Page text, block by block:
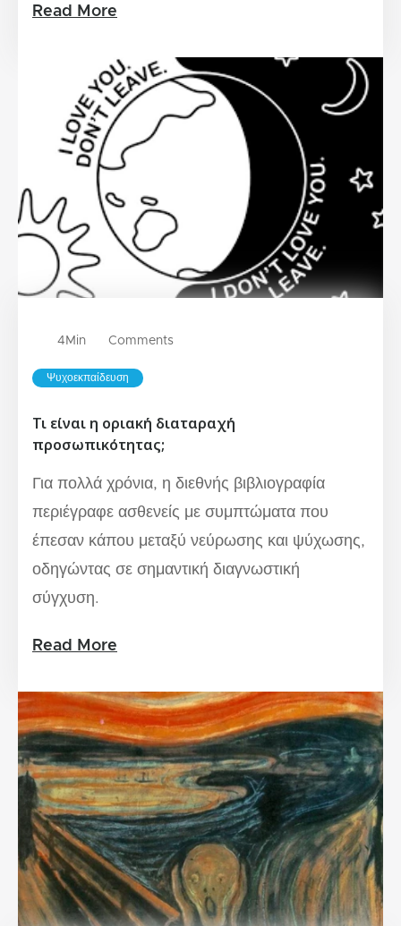
Read More
4 Min Comments
Ψυχοεκπαίδευση
Τι είναι η οριακή διαταραχή
προσωπικότητας;
Για πολλά χρόνια, η διεθνής βιβλιογραφία
περιέγραφε ασθενείς με συμπτώματα που
έπεσαν κάπου μεταξύ νεύρωσης και ψύχωσης,
οδηγώντας σε σημαντική διαγνωστική
σύγχυση.
Read More